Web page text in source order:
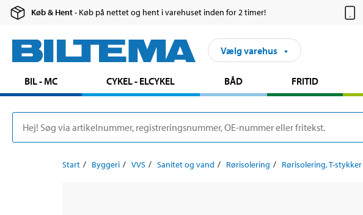
Køb & Hent- Køb på nettet og hent i varehuset inden for 2 timer!
Vælg varehus
BIL - MC CYKEL - ELCYKEL BÅD FRITID
Start Byggeri VVS Sanitet og vand Rørisolering Rørisolering, T-stykker